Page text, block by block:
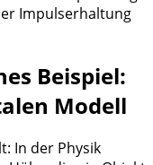
Impulserhaltung
Beispiel:
Modell
In der Physik